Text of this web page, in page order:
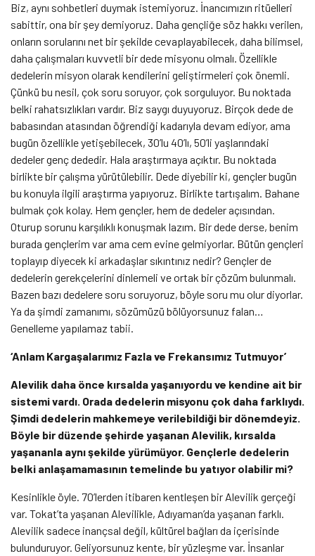
Biz, aynı sohbetleri duymak istemiyoruz. İnancımızın ritüelleri
sabittir, ona bir şey demiyoruz. Daha gençliğe söz hakkı verilen,
onların sorularını net bir şekilde cevaplayabilecek, daha bilimsel,
daha çalışmaları kuvvetli bir dede misyonu olmalı. Özellikle
dedelerin misyon olarak kendilerini geliştirmeleri çok önemli.
Çünkü bu nesil, çok soru soruyor, çok sorguluyor. Bu noktada
belki rahatsızlıkları vardır. Biz saygı duyuyoruz. Birçok dede de
babasından atasından öğrendiği kadarıyla devam ediyor, ama
bugün özellikle yetişebilecek, 30’lu 40’lı, 50’li yaşlarındaki
dedeler genç dededir. Hala araştırmaya açıktır. Bu noktada
birlikte bir çalışma yürütülebilir. Dede diyebilir ki, gençler bugün
bu konuyla ilgili araştırma yapıyoruz. Birlikte tartışalım. Bahane
bulmak çok kolay. Hem gençler, hem de dedeler açısından.
Oturup sorunu karşılıklı konuşmak lazım. Bir dede derse, benim
burada gençlerim var ama cem evine gelmiyorlar. Bütün gençleri
toplayıp diyecek ki arkadaşlar sıkıntınız nedir? Gençler de
dedelerin gerekçelerini dinlemeli ve ortak bir çözüm bulunmalı.
Bazen bazı dedelere soru soruyoruz, böyle soru mu olur diyorlar.
Ya da şimdi zamanımı, sözümüzü bölüyorsunuz falan…
Genelleme yapılamaz tabii.
‘Anlam Kargaşalarımız Fazla ve Frekansımız Tutmuyor’
Alevilik daha önce kırsalda yaşanıyordu ve kendine ait bir
sistemi vardı. Orada dedelerin misyonu çok daha farklıydı.
Şimdi dedelerin mahkemeye verilebildiği bir dönemdeyiz.
Böyle bir düzende şehirde yaşanan Alevilik, kırsalda
yaşananla aynı şekilde yürümüyor. Gençlerle dedelerin
belki anlaşamamasının temelinde bu yatıyor olabilir mi?
Kesinlikle öyle. 70’lerden itibaren kentleşen bir Alevilik gerçeği
var. Tokat’ta yaşanan Alevilikle, Adıyaman’da yaşanan farklı.
Alevilik sadece inançsal değil, kültürel bağları da içerisinde
bulunduruyor. Geliyorsunuz kente, bir yüzleşme var. İnsanlar